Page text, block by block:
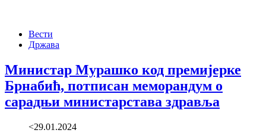
Вести
Држава
Министар Мурашко код премијерке
Брнабић, потписан меморандум о
сарадњи министарстава здравља
<29.01.2024